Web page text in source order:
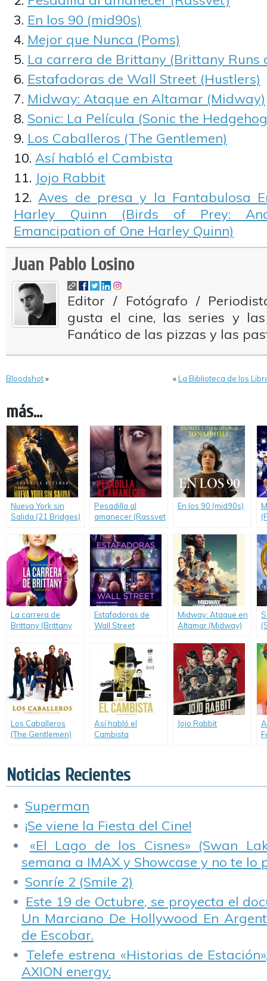
En los 90 (mid90s)
Mejor que Nunca (Poms)
La carrera de Brittany (Brittany Runs
Estafadoras de Wall Street (Hustlers)
Midway: Ataque en Altamar (Midway)
Sonic: La Película (Sonic the
Los Caballeros (The Gentlemen)
Así habló el Cambista
Jojo Rabbit
Aves de presa y la Fantabulosa
Harley Quinn (Birds of Prey:
Emancipation of One Harley Quinn)
Juan Pablo Losino
Editor / Fotógrafo /
gusta el cine, las series y
Fanático de las pizzas y las
Bloodshot» «La Biblioteca de los
más...
Nueva York sin
Salida (21 Bridges)
Pesadilla al
amanecer (Rassvet)
En los 90 (mid90s)
La carrera de
Brittany (Brittany
Estafadoras de
Wall Street
Midway: Ataque en
Altamar (Midway)
Los Caballeros
(The Gentlemen)
Así habló el
Cambista
Jojo Rabbit
Noticias Recientes
Superman
¡Se viene la Fiesta del Cine!
«El Lago de los Cisnes» (Swan
semana a IMAX y Showcase y no te lo
Sonríe 2 (Smile 2)
Este 19 de Octubre, se proyecta el
Un Marciano De Hollywood En
de Escobar.
Telefe estrena «Historias de
AXION energy.